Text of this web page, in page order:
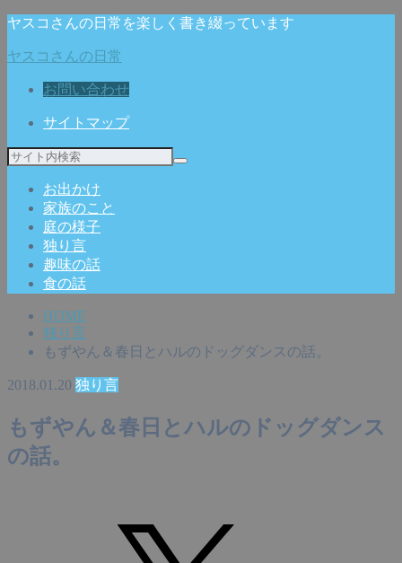
ヤスコさんの日常を楽しく書き綴っています
ヤスコさんの日常
お問い合わせ
サイトマップ
お出かけ
家族のこと
庭の様子
独り言
趣味の話
食の話
HOME
独り言
もずやん＆春日とハルのドッグダンスの話。
2018.01.20 独り言
もずやん＆春日とハルのドッグダンス
の話。